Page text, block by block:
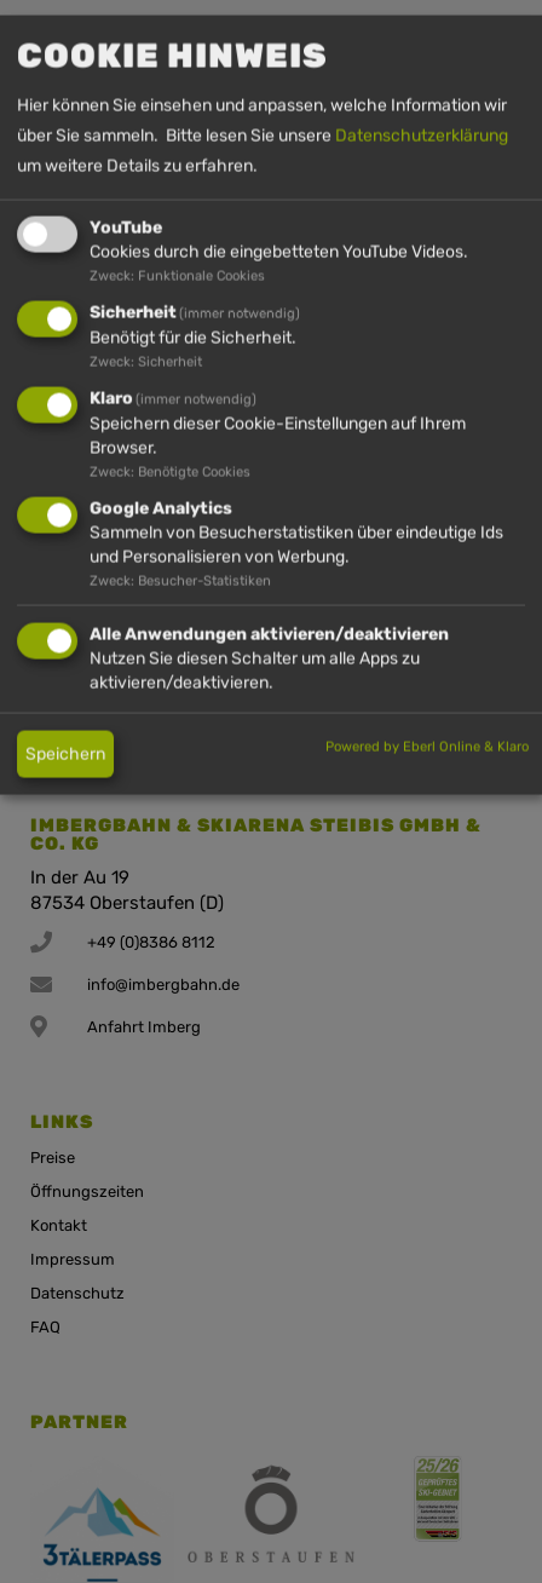
10. September 202610:30-12:30 (GMT+00:00)
IMBERG HÜNDLE
IMBERG
HÜNDLE GMBH & CO. KG
Hinterstaufen 10
+49 (0)8386 2720
info@huendle.de
Anfahrt Hündle
IMBERGBAHN & SKIARENA STEIBIS GMBH &
CO. KG
In der Au 19
87534 Oberstaufen (D)
+49 (0)8386 8112
info@imbergbahn.de
Anfahrt Imberg
LINKS
Preise
Öffnungszeiten
Kontakt
Impressum
Datenschutz
FAQ
PARTNER
COOKIE HINWEIS
Hier können Sie einsehen und anpassen, welche Information wir
über Sie sammeln. Bitte lesen Sie unsere Datenschutzerklärung
um weitere Details zu erfahren.
YouTube
Cookies durch die eingebetteten YouTube Videos.
Zweck: Funktionale Cookies
Sicherheit(immer notwendig)
Benötigt für die Sicherheit.
Zweck: Sicherheit
Klaro (immer notwendig)
Speichern dieser Cookie-Einstellungen auf Ihrem
Browser.
Zweck: Benötigte Cookies
Google Analytics
Sammeln von Besucherstatistiken über eindeutige Ids
und Personalisieren von Werbung.
Zweck: Besucher-Statistiken
Alle Anwendungen aktivieren/deaktivieren
Nutzen Sie diesen Schalter um alle Apps zu
aktivieren/deaktivieren.
Speichern Powered by Eberl Online & Klaro